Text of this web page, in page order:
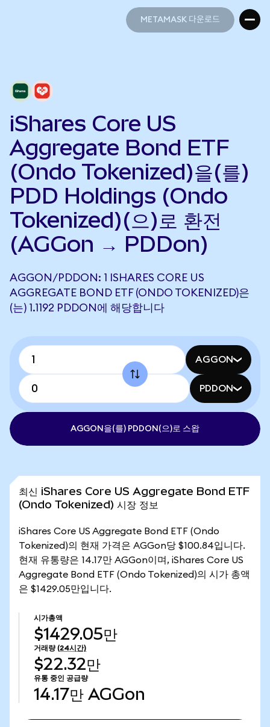
METAMASK 다운로드
iShares Core US
Aggregate Bond ETF
(Ondo Tokenized)을(를)
PDD Holdings (Ondo
Tokenized)(으)로 환전
(AGGon → PDDon)
AGGON/PDDON: 1 ISHARES CORE US
AGGREGATE BOND ETF (ONDO TOKENIZED)은
(는) 1.1192 PDDON에 해당합니다
AGGON
PDDON
AGGON을(를) PDDON(으)로 스왑
최신 iShares Core US Aggregate Bond ETF
(Ondo Tokenized) 시장 정보
iShares Core US Aggregate Bond ETF (Ondo
Tokenized)의 현재 가격은 AGGon당 $100.84입니다.
현재 유통량은 14.17만 AGGon이며, iShares Core US
Aggregate Bond ETF (Ondo Tokenized)의 시가 총액
은 $1429.05만입니다.
시가총액
$1429.05만
거래량 (24시간)
$22.32만
유통 중인 공급량
14.17만 AGGon